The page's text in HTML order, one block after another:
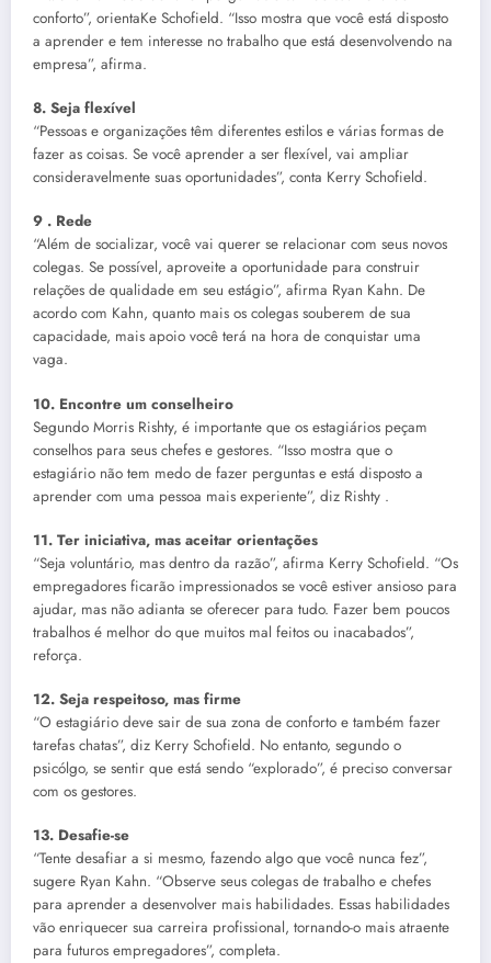
conforto”, orientaKe Schofield. “Isso mostra que você está disposto
a aprender e tem interesse no trabalho que está desenvolvendo na
empresa”, afirma.
8. Seja flexível
“Pessoas e organizações têm diferentes estilos e várias formas de
fazer as coisas. Se você aprender a ser flexível, vai ampliar
consideravelmente suas oportunidades”, conta Kerry Schofield.
9 . Rede
“Além de socializar, você vai querer se relacionar com seus novos
colegas. Se possível, aproveite a oportunidade para construir
relações de qualidade em seu estágio”, afirma Ryan Kahn. De
acordo com Kahn, quanto mais os colegas souberem de sua
capacidade, mais apoio você terá na hora de conquistar uma
vaga.
10. Encontre um conselheiro
Segundo Morris Rishty, é importante que os estagiários peçam
conselhos para seus chefes e gestores. “Isso mostra que o
estagiário não tem medo de fazer perguntas e está disposto a
aprender com uma pessoa mais experiente”, diz Rishty .
11. Ter iniciativa, mas aceitar orientações
“Seja voluntário, mas dentro da razão”, afirma Kerry Schofield. “Os
empregadores ficarão impressionados se você estiver ansioso para
ajudar, mas não adianta se oferecer para tudo. Fazer bem poucos
trabalhos é melhor do que muitos mal feitos ou inacabados”,
reforça.
12. Seja respeitoso, mas firme
“O estagiário deve sair de sua zona de conforto e também fazer
tarefas chatas”, diz Kerry Schofield. No entanto, segundo o
psicólgo, se sentir que está sendo “explorado”, é preciso conversar
com os gestores.
13. Desafie-se
“Tente desafiar a si mesmo, fazendo algo que você nunca fez”,
sugere Ryan Kahn. “Observe seus colegas de trabalho e chefes
para aprender a desenvolver mais habilidades. Essas habilidades
vão enriquecer sua carreira profissional, tornando-o mais atraente
para futuros empregadores”, completa.